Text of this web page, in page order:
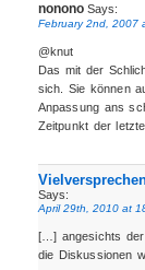
nononoSays:
February 2nd, 2007
@knut
Das mit der
sich. Sie können
Anpassung ans
Zeitpunkt der
Says:
April 29th, 2010 at
[…] angesichts der
die Diskussionen